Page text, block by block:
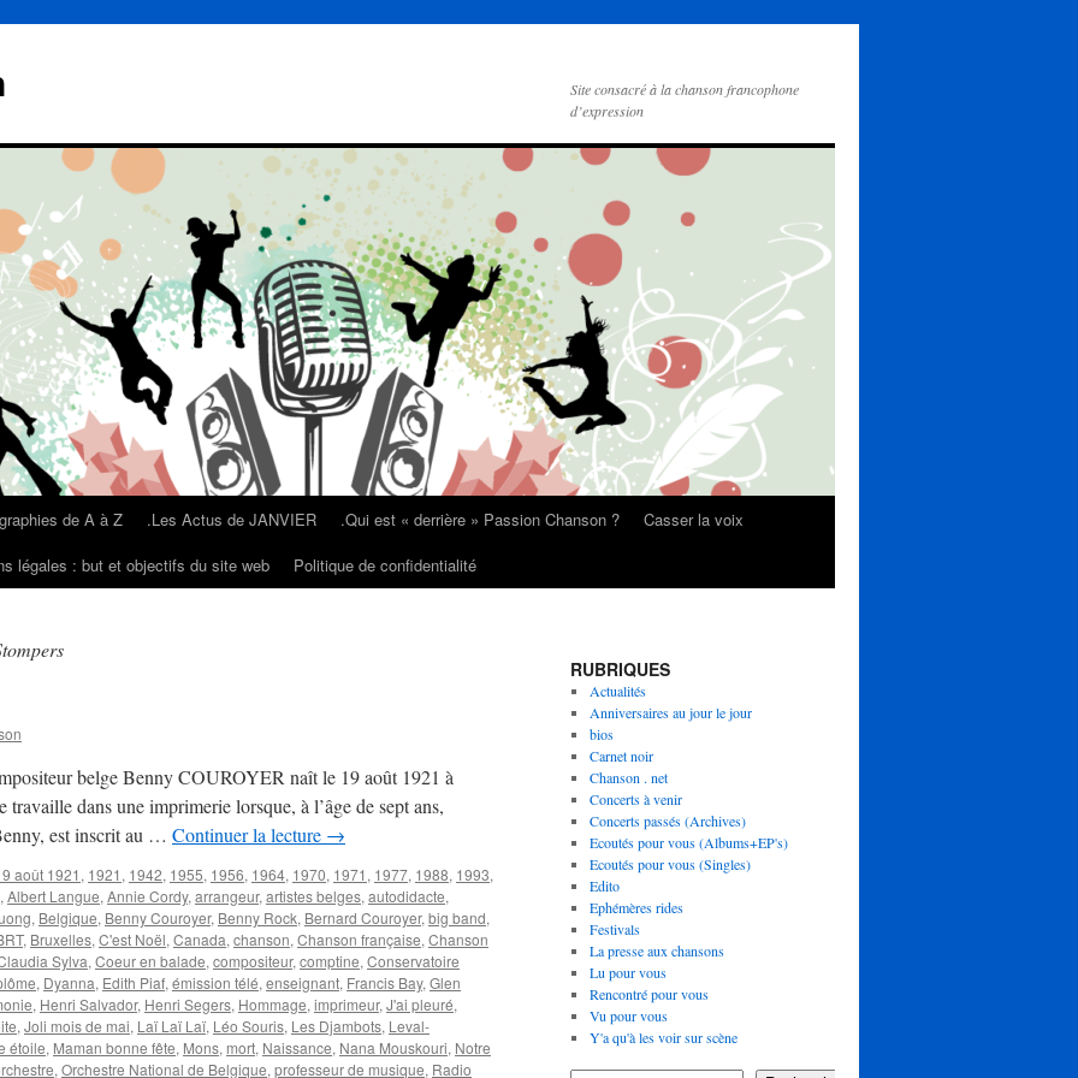
Site consacré à la chanson francophone
d’expression
de A à Z .Les Actus de JANVIER .Qui est « derrière » Passion Chanson ?
Casser la voix
légales : but et objectifs du site web Politique de confidentialité
belge Benny COUROYER naît le 19 août 1921 à
dans une imprimerie lorsque, à l’âge de sept ans,
est inscrit au … Continuer la lecture →
août 1921 , 1921 , 1942, 1955, 1956, 1964, 1970, 1971 , 1977, 1988, 1993,
, Albert Langue, Annie Cordy, arrangeur, artistes belges, autodidacte,
, Belgique, Benny Couroyer, Benny Rock, Bernard Couroyer, big band,
, Bruxelles, C'est Noël, Canada, chanson, Chanson française, Chanson
Sylva, Coeur en balade, compositeur, comptine, Conservatoire
, Dyanna, Edith Piaf, émission télé, enseignant, Francis Bay, Glen
, Henri Salvador, Henri Segers, Hommage, imprimeur, J'ai pleuré,
, Joli mois de mai, Laï Laï Laï, Léo Souris, Les Djambots, Leval-
étoile, Maman bonne fête, Mons, mort, Naissance, Nana Mouskouri, Notre
, Orchestre National de Belgique, professeur de musique, Radio
RUBRIQUES
Actualités
Anniversaires au jour le jour
bios
Carnet noir
Chanson . net
Concerts à venir
Concerts passés (Archives)
Ecoutés pour vous (Albums+EP's)
Ecoutés pour vous (Singles)
Edito
Ephémères rides
Festivals
La presse aux chansons
Lu pour vous
Rencontré pour vous
Vu pour vous
Y'a qu'à les voir sur scène